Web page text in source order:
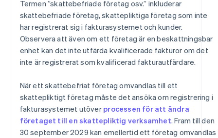
Termen ”skattebefriade företag osv.” inkluderar
skattebefriade företag, skattepliktiga företag som inte
har registrerat sig i fakturasystemet och kunder.
Observera att även om ett företag är en beskattningsbar
enhet kan det inte utfärda kvalificerade fakturor om det
inte är registrerat som kvalificerad fakturautfärdare.
När ett skattebefriat företag omvandlas till ett
skattepliktigt företag måste det ansöka om registrering i
fakturasystemet utöver processen för att ändra
företaget till en skattepliktig verksamhet. Fram till den
30 september 2029 kan emellertid ett företag omvandlas